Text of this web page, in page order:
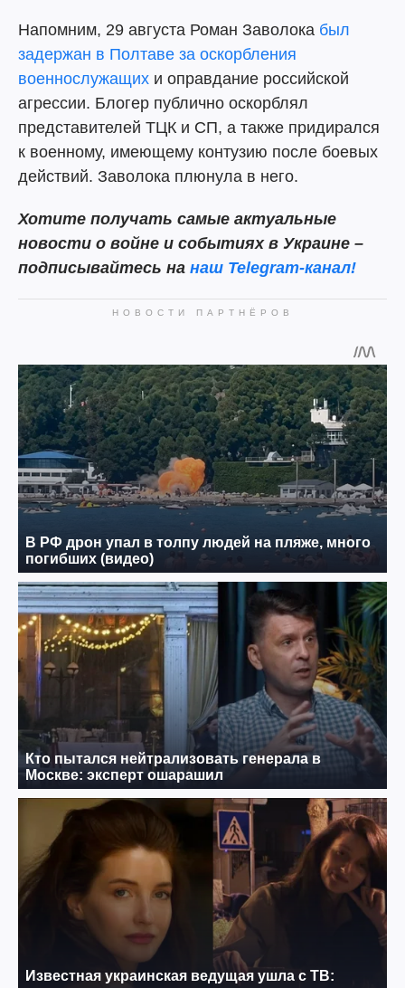
Напомним, 29 августа Роман Заволока был
задержан в Полтаве за оскорбления
военнослужащих и оправдание российской
агрессии. Блогер публично оскорблял
представителей ТЦК и СП, а также придирался
к военному, имеющему контузию после боевых
действий. Заволока плюнула в него.
Хотите получать самые актуальные
новости о войне и событиях в Украине –
подписывайтесь на наш Telegram-канал!